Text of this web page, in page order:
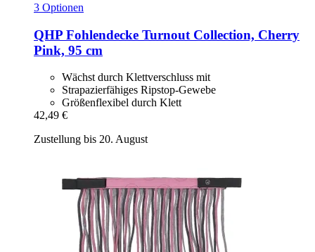
3 Optionen
QHP Fohlendecke Turnout Collection, Cherry
Pink, 95 cm
Wächst durch Klettverschluss mit
Strapazierfähiges Ripstop-Gewebe
Größenflexibel durch Klett
42,49 €
Zustellung bis 20. August